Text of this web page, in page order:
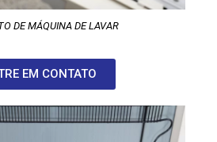
DE MÁQUINA DE LAVAR
EM CONTATO